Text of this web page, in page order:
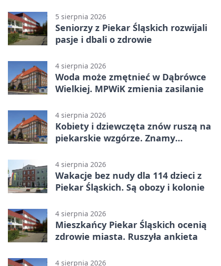
5 sierpnia 2026
Seniorzy z Piekar Śląskich rozwijali
pasje i dbali o zdrowie
4 sierpnia 2026
Woda może zmętnieć w Dąbrówce
Wielkiej. MPWiK zmienia zasilanie
4 sierpnia 2026
Kobiety i dziewczęta znów ruszą na
piekarskie wzgórze. Znamy
4 sierpnia 2026
Wakacje bez nudy dla 114 dzieci z
Piekar Śląskich. Są obozy i kolonie
4 sierpnia 2026
Mieszkańcy Piekar Śląskich ocenią
zdrowie miasta. Ruszyła ankieta
4 sierpnia 2026